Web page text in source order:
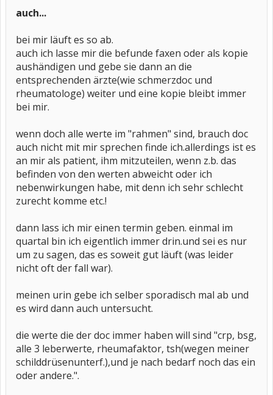
auch...
bei mir läuft es so ab.
auch ich lasse mir die befunde faxen oder als kopie
aushändigen und gebe sie dann an die
entsprechenden ärzte(wie schmerzdoc und
rheumatologe) weiter und eine kopie bleibt immer
bei mir.
wenn doch alle werte im "rahmen" sind, brauch doc
auch nicht mit mir sprechen finde ich.allerdings ist es
an mir als patient, ihm mitzuteilen, wenn z.b. das
befinden von den werten abweicht oder ich
nebenwirkungen habe, mit denn ich sehr schlecht
zurecht komme etc.!
dann lass ich mir einen termin geben. einmal im
quartal bin ich eigentlich immer drin.und sei es nur
um zu sagen, das es soweit gut läuft (was leider
nicht oft der fall war).
meinen urin gebe ich selber sporadisch mal ab und
es wird dann auch untersucht.
die werte die der doc immer haben will sind "crp, bsg,
alle 3 leberwerte, rheumafaktor, tsh(wegen meiner
schilddrüsenunterf.),und je nach bedarf noch das ein
oder andere.".